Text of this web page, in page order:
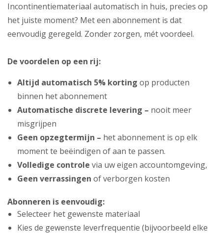
Incontinentiemateriaal automatisch in huis, precies op
het juiste moment? Met een abonnement is dat
eenvoudig geregeld. Zonder zorgen, mét voordeel.
De voordelen op een rij:
Altijd automatisch 5% korting op producten
binnen het abonnement
Automatische discrete levering – nooit meer
misgrijpen
Geen opzegtermijn – het abonnement is op elk
moment te beëindigen of aan te passen.
Volledige controle via uw eigen accountomgeving,
Geen verrassingen of verborgen kosten
Abonneren is eenvoudig:
Selecteer het gewenste materiaal
Kies de gewenste leverfrequentie (bijvoorbeeld elke